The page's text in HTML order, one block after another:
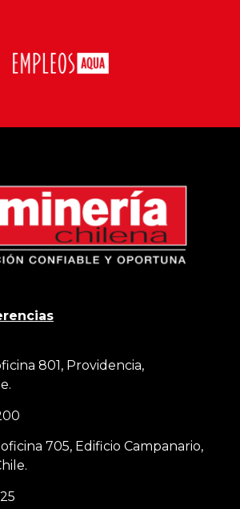
801, Providencia,
705, Edificio Campanario,